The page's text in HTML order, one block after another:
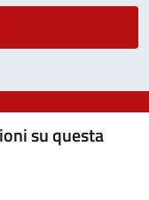
su questa